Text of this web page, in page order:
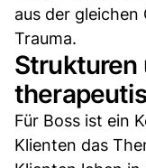
aus der gleichen
Trauma.
Strukturen
Für Boss ist ein
Klienten das